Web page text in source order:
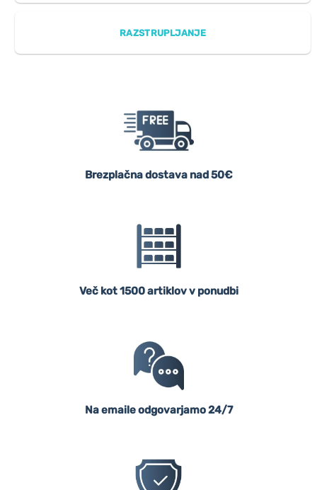
RAZSTRUPLJANJE
Brezplačna dostava nad 50€
Več kot 1500 artiklov v ponudbi
Na emaile odgovarjamo 24/7